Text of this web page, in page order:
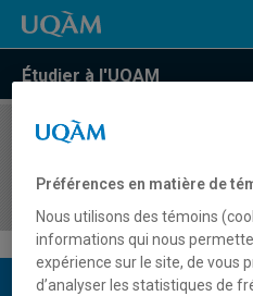
Étudier à l'UQAM
COURS//
religions
Description du cours
Préférences en matière de
Nous utilisons des témoins
informations qui nous
expérience sur le site, de vous
d’analyser les statistiques de